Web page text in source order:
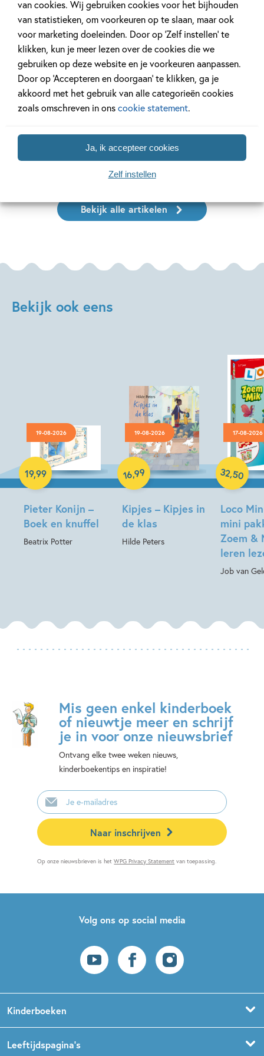
van cookies. Wij gebruiken cookies voor het bijhouden
van statistieken, om voorkeuren op te slaan, maar ook
voor marketing doeleinden. Door op ‘Zelf instellen’ te
klikken, kun je meer lezen over de cookies die we
gebruiken op deze website en je voorkeuren aanpassen.
Door op ‘Accepteren en doorgaan’ te klikken, ga je
akkoord met het gebruik van alle categorieën cookies
zoals omschreven in onscookie statement.
Ja, ik accepteer cookies
Zelf instellen
11 JANUARI 2026
Ons Kinderpanel leest:
‘Marvel Superhelden’
Lees meer
16 JULI 2025
De leukste
vakantie!
Lees meer
Bekijk alle artikelen
Bekijk ook eens
19-08-2026
Pieter Konijn –
Boek en knuffel
Beatrix Potter
19,99
Hardcover
19-08-2026
Kipjes – Kipjes in
de klas
Hilde Peters
16,99
Hardcover
17-08-2026
Loco
mini
Zoem &
leren
Job van
32,50
Paperback
Mis geen enkel kinderboek
of nieuwtje meer en schrijf
je in voor onze nieuwsbrief
Ontvang elke twee weken nieuws,
kinderboekentips en inspiratie!
E-
mailadres
Naar inschrijven
Op onze nieuwsbrieven is hetWPG Privacy Statement van toepassing.
Volg ons op social media
Kinderboeken
Leeftijdspagina’s